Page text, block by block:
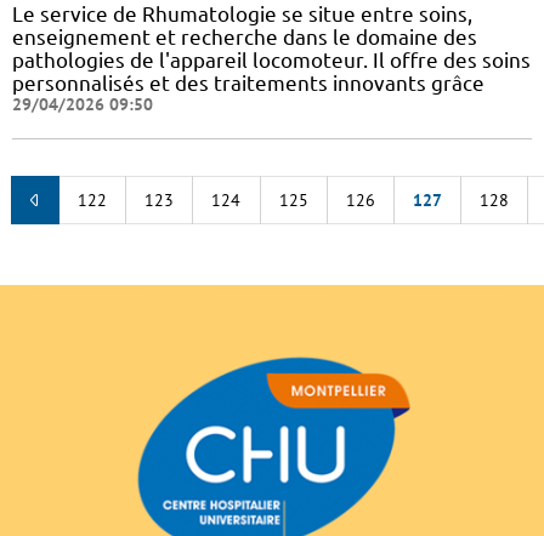
Le service de Rhumatologie se situe entre soins,
enseignement et recherche dans le domaine des
pathologies de l'appareil locomoteur. Il offre des soins
personnalisés et des traitements innovants grâce
29/04/2026 09:50
122 123 124 125 126 127 128